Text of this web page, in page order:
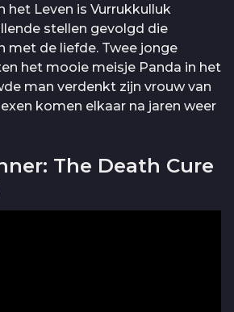
het Leven is Vurrukkulluk
stellen gevolgd die
met de liefde. Twee jonge
het mooie meisje Panda in het
man verdenkt zijn vrouw van
komen elkaar na jaren weer
The Death Cure